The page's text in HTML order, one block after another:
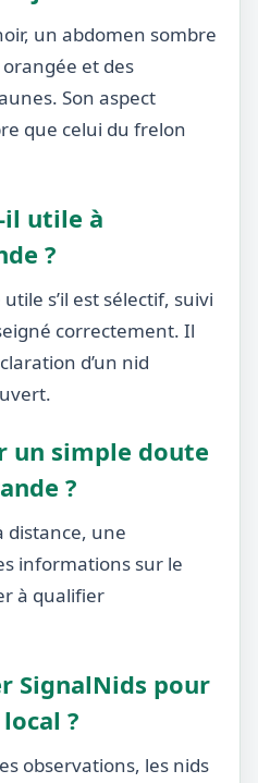
un abdomen sombre
et des
Son aspect
que celui du frelon
il utile à
?
s’il est sélectif, suivi
correctement. Il
d’un nid
un simple doute
?
distance, une
informations sur le
à qualifier
SignalNids pour
?
observations, les nids